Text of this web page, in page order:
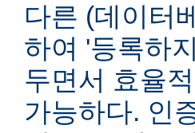
다른 (데이터
하여 '등록하
두면서 효율
가능하다. 인